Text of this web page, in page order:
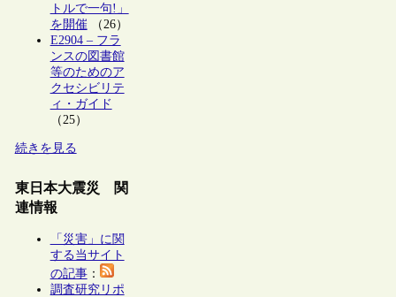
トルで一句!」
を開催（26）
E2904 – フラ
ンスの図書館
等のためのア
クセシビリテ
ィ・ガイド
（25）
続きを見る
東日本大震災 関
連情報
「災害」に関
する当サイト
の記事：
調査研究リポ